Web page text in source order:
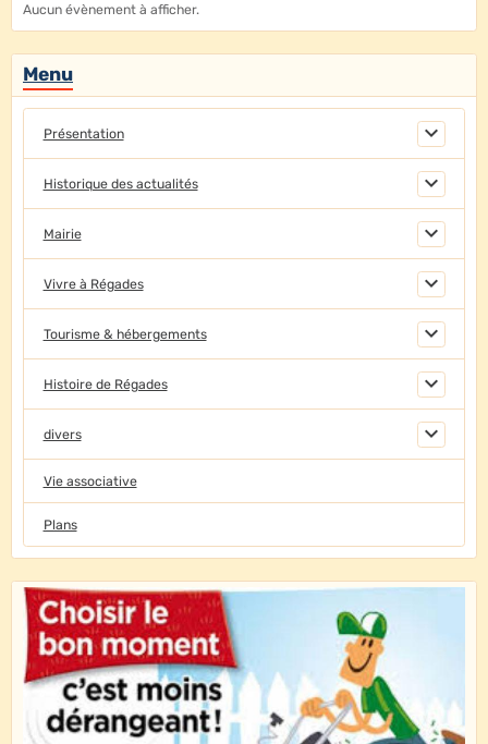
Aucun évènement à afficher.
Menu
Présentation
Historique des actualités
Mairie
Vivre à Régades
Tourisme & hébergements
Histoire de Régades
divers
Vie associative
Plans